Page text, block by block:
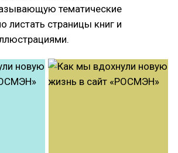
тематические
листать страницы книг и